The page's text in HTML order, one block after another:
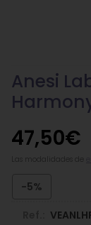
Anesi
47,50€
-5%